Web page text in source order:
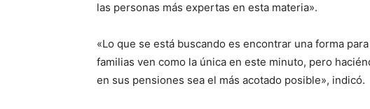
las personas más expertas en esta materia».
«Lo que se está buscando es encontrar una forma
familias ven como la única en este minuto, pero
en sus pensiones sea el más acotado posible», indicó.